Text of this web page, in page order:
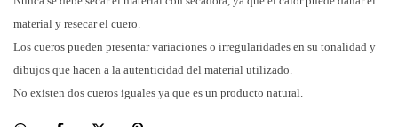
material y resecar el cuero.
Los cueros pueden presentar variaciones o irregularidades en su tonalidad y
dibujos que hacen a la autenticidad del material utilizado.
No existen dos cueros iguales ya que es un producto natural.